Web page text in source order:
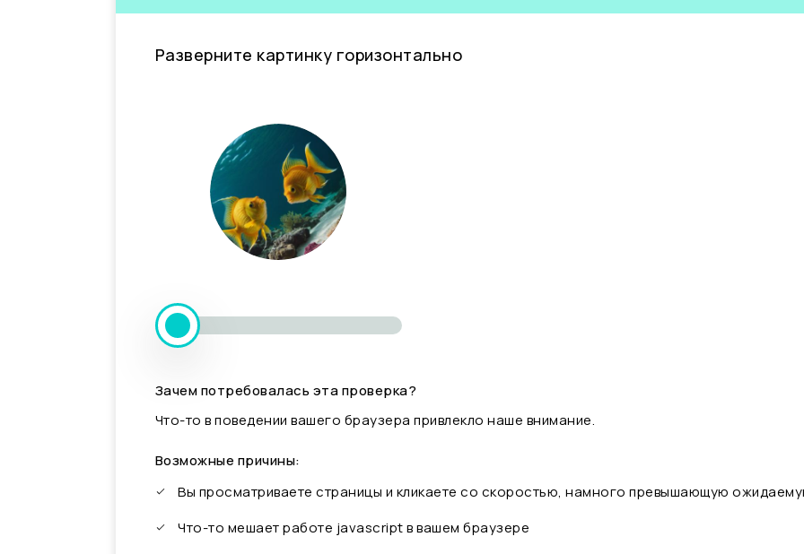
Разверните картинку горизонтально
Зачем потребовалась эта проверка?
Что-то в поведении вашего браузера привлекло наше внимание.
Возможные причины:
Вы просматриваете страницы и кликаете со скоростью, намного превышающую
Что-то мешает работе javascript в вашем браузере